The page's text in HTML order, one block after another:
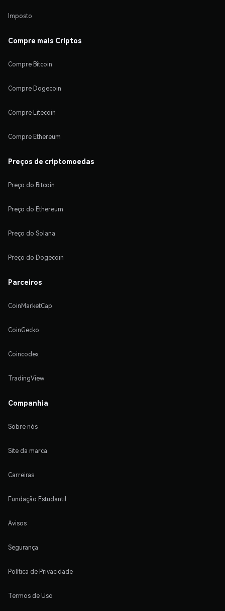
Imposto
Compre mais Criptos
Compre Bitcoin
Compre Dogecoin
Compre Litecoin
Compre Ethereum
Preços de criptomoedas
Preço do Bitcoin
Preço do Ethereum
Preço do Solana
Preço do Dogecoin
Parceiros
CoinMarketCap
CoinGecko
Coincodex
TradingView
Companhia
Sobre nós
Site da marca
Carreiras
Fundação Estudantil
Avisos
Segurança
Política de Privacidade
Termos de Uso